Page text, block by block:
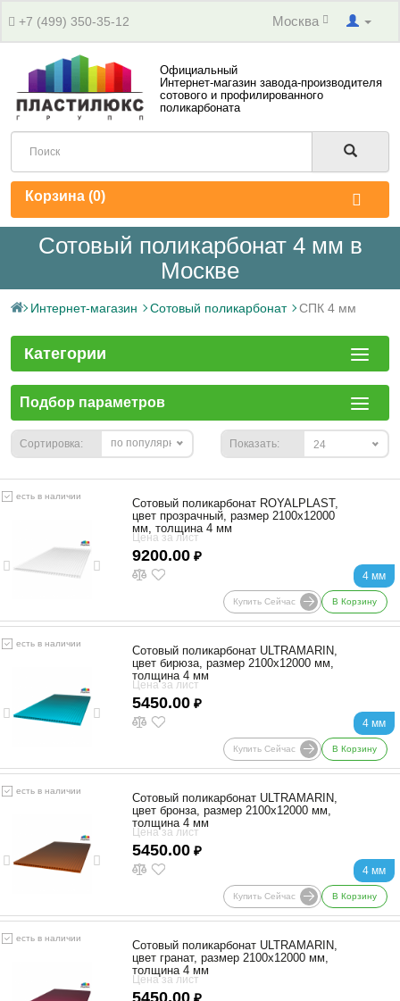
+7 (499) 350-35-12 Москва
Официальный
Интернет-магазин завода-производителя
сотового и профилированного
поликарбоната
Корзина (0)
Сотовый поликарбонат 4 мм в
Москве
Интернет-магазин Сотовый поликарбонат СПК 4 мм
Категории
Подбор параметров
Сортировка: по популярности Показать: 24
есть в наличии
4 мм
Сотовый поликарбонат ROYALPLAST,
цвет прозрачный, размер 2100x12000
мм, толщина 4 мм
Цена за лист
9200.00 ₽
Купить Сейчас В Корзину
есть в наличии
4 мм
Сотовый поликарбонат ULTRAMARIN,
цвет бирюза, размер 2100x12000 мм,
толщина 4 мм
Цена за лист
5450.00 ₽
Купить Сейчас В Корзину
есть в наличии
4 мм
Сотовый поликарбонат ULTRAMARIN,
цвет бронза, размер 2100x12000 мм,
толщина 4 мм
Цена за лист
5450.00 ₽
Купить Сейчас В Корзину
есть в наличии
Сотовый поликарбонат ULTRAMARIN,
цвет гранат, размер 2100x12000 мм,
толщина 4 мм
Цена за лист
5450.00 ₽